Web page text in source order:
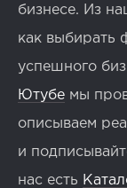
бизнесе. Из
как выбирать
успешного
Ютубе мы
описываем
и
нас есть